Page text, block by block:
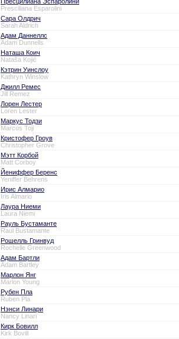
Presciliana Esparolini
Сара Олдрич
Sarah Aldrich
Адам Даннеллс
Adam Dunnells
Наташа Коич
Nataša Kojić
Кэтрин Уинслоу
Kathryn Winslow
Джилл Ремес
Jill Remez
Лорен Лестер
Loren Lester
Маркус Тодзи
Marcus Toji
Кристофер Гроув
Christopher Grove
Мэтт Корбой
Matt Corboy
Йениффер Беренс
Yeniffer Behrens
Ирис Алмарио
Iris Almario
Лаура Ниеми
Laura Niemi
Рауль Бустаманте
Raul Bustamante
Рошелль Гринвуд
Rochelle Greenwood
Адам Бартли
Adam Bartley
Марлон Янг
Marlon Young
Рубен Пла
Ruben Pla
Нэнси Линари
Nancy Linari
Кирк Бовилл
Kirk Bovill